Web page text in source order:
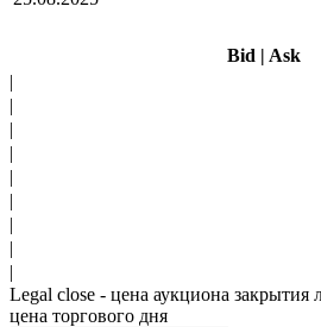
Bid | Ask
|
|
|
|
|
|
|
|
|
Legal close - цена аукциона закрытия
цена торгового дня